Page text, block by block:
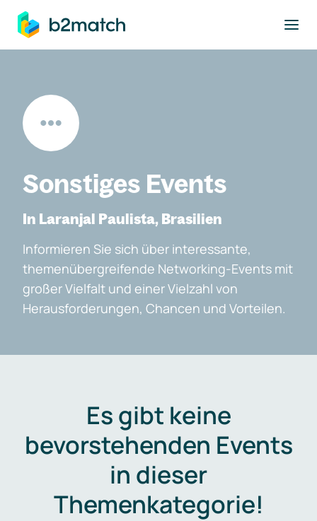
springen
Sonstiges Events
In Laranjal Paulista, Brasilien
Informieren Sie sich über interessante,
themenübergreifende Networking-Events mit
großer Vielfalt und einer Vielzahl von
Herausforderungen, Chancen und Vorteilen.
Es gibt keine
bevorstehenden Events
in dieser
Themenkategorie!